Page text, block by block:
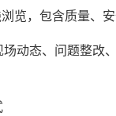
览，包含质量、安
动态、问题整改